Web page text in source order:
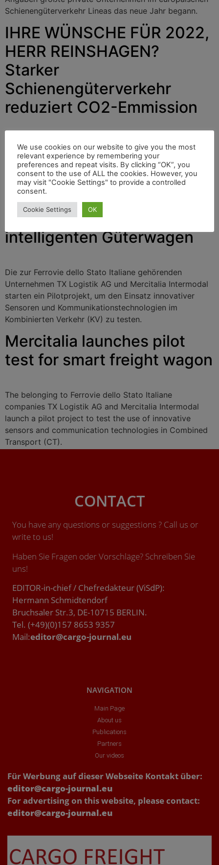
Schienengüterverkehr Lineas das neue Jahr begann.
IHRE WÜNSCHE FÜR 2022,
HERR REINSHAGEN?
Starker
Schienengüterverkehr
reduziert CO2-Emmission
Unter dieser Frage stellen wir Antworten verschiedener
Persönlichkeiten des internationalen Bahnsektors vor.
Heute antwortet Peter Reinshagen, Managing Director
Ermewa SA in Paris.
Mercitalia startet
Pilotversuch für
intelligenten Güterwagen
Die zur Ferrovie dello Stato Italiane gehörenden
Unternehmen TX Logistik AG und Mercitalia Intermodal
starten ein Pilotprojekt, um den Einsatz innovativer
Sensoren und Kommunikationstechnologien im
Kombinierten Verkehr (KV) zu testen.
Mercitalia launches pilot
test for smart freight wagon
The belonging to Ferrovie dello Stato Italiane
companies TX Logistik AG and Mercitalia Intermodal
launch a pilot project to test the use of innovative
sensors and communication technologies in Combined
Transport (CT).
CONTACT
You have any questions or suggestions ? Call us or
write to us!
Haben Sie Fragen oder Vorschläge? Schreiben Sie
uns!
EDITOR-in-chief / Chefredakteur (ViSdP):
Hermann Schmidtendorf
Bruchsaler Str.3, DE-10715 BERLIN.
Tel. (+49)(0)157 8653 9357
Mail:editor@cargo-journal.eu
NAVIGATION
Main Page
About us
Publications
Partners
Our videos
Für Werbung auf dieser Webseite Kontakt über:
editor@cargo-journal.eu
For advertising on this website, please contact:
editor@cargo-journal.eu
We use cookies on our website to give you the most
relevant experience by remembering your
preferences and repeat visits. By clicking “OK”, you
consent to the use of ALL the cookies. However, you
may visit "Cookie Settings" to provide a controlled
consent.
Cookie Settings OK